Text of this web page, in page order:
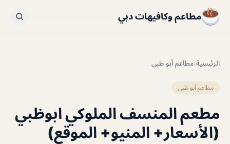
مطاعم وكافيهات دبي
الرئيسية/مطاعم أبو ظبي
مطاعم أبو ظبي
مطعم المنسف الملوكي ابوظبي
(الأسعار+ المنيو+ الموقع)